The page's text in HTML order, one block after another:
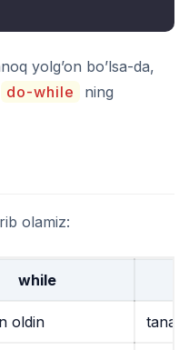
yolg’on bo’lsa-da,
do-while
ning
olamiz:
while
oldin